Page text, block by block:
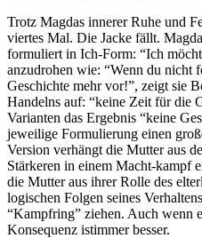
Trotz Magdas innerer Ruhe und
viertes Mal. Die Jacke fällt.
formuliert in Ich-Form: “Ich
anzudrohen wie: “Wenn du nicht
Geschichte mehr vor!”, zeigt sie
Handelns auf: “keine Zeit für die
Varianten das Ergebnis “keine
jeweilige Formulierung einen
Version verhängt die Mutter aus
Stärkeren in einem Macht-kampf
die Mutter aus ihrer Rolle des
logischen Folgen seines
“Kampfring” ziehen. Auch wenn
Konsequenz istimmer besser.